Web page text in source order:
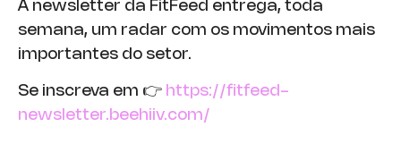
A newsletter da FitFeed entrega, toda
semana, um radar com os movimentos mais
importantes do setor.
Se inscreva em 👉 https://fitfeed-
newsletter.beehiiv.com/